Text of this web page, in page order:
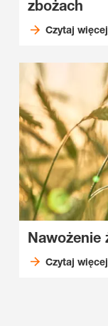
zbożach
Czytaj więcej
Nawożenie
Czytaj więcej